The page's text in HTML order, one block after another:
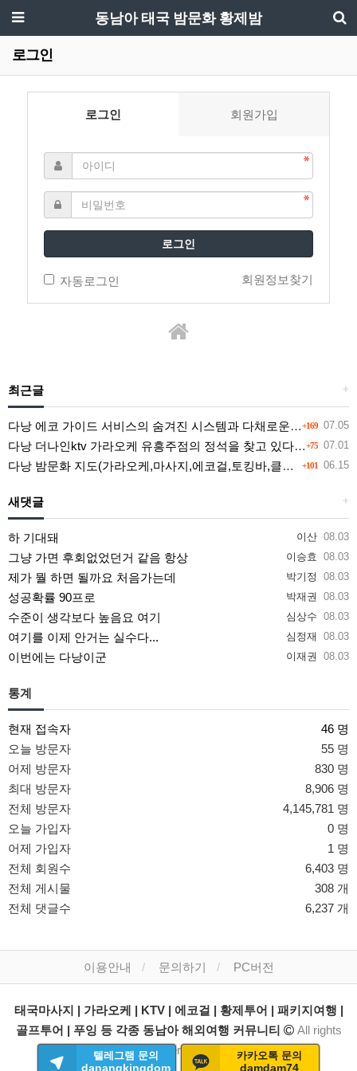
동남아 태국 밤문화 황제밤
로그인
로그인 회원가입
로그인
자동로그인 회원정보찾기
+
최근글
+169 07.05
다낭 에코 가이드 서비스의 숨겨진 시스템과 다채로운 인력 풀의 진실
+75 07.01
다낭 더나인ktv 가라오케 유흥주점의 정석을 찾고 있다면 여기
+101 06.15
다낭 밤문화 지도(가라오케,마사지,에코걸,토킹바,클럽) 유흥별 가격 및 후기공유
+
새댓글
이산 08.03
하 기대돼
이승효 08.03
그냥 가면 후회없었던거 같음 항상
박기정 08.03
제가 뭘 하면 될까요 처음가는데
박재권 08.03
성공확률 90프로
심상수 08.03
수준이 생각보다 높음요 여기
심정재 08.03
여기를 이제 안거는 실수다...
이재권 08.03
이번에는 다낭이군
통계
현재 접속자
46 명
오늘 방문자
55 명
어제 방문자
830 명
최대 방문자
8,906 명
전체 방문자
4,145,781 명
오늘 가입자
0 명
어제 가입자
1 명
전체 회원수
6,403 명
전체 게시물
308 개
전체 댓글수
6,237 개
텔레그램 문의
danangkingdom
카카오톡 문의
damdam74
이용안내 문의하기 PC버전
태국마사지 | 가라오케 | KTV | 에코걸 | 황제투어 | 패키지여행 |
골프투어 | 푸잉 등 각종 동남아 해외여행 커뮤니티
All rights
reserved.